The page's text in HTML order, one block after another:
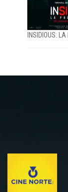
INSIDIOUS: